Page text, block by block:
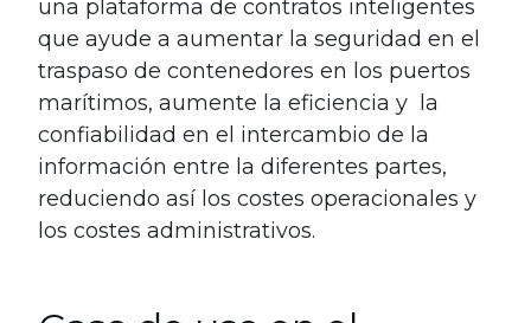
una plataforma de contratos inteligentes
que ayude a aumentar la seguridad en el
traspaso de contenedores en los puertos
marítimos, aumente la eficiencia y la
confiabilidad en el intercambio de la
información entre la diferentes partes,
reduciendo así los costes operacionales y
los costes administrativos.